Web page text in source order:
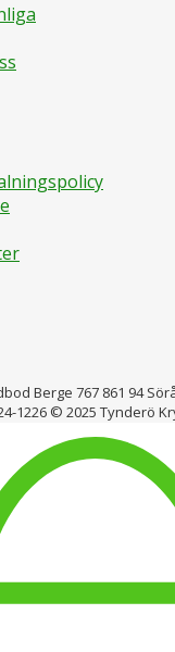
Berge 767 861 94
1226 © 2025 Tynderö